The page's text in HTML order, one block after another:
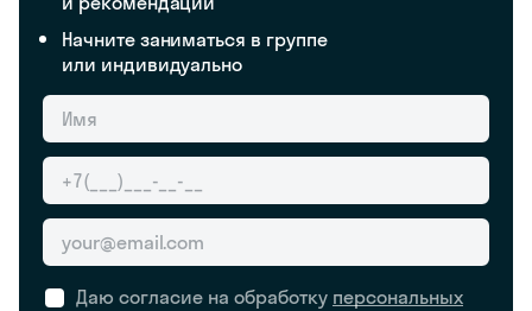
Начните заниматься в группе
или индивидуально
Даю согласие на обработку персональных